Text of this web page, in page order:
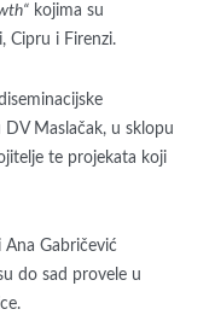
kojima su
Cipru i Firenzi.
Maslačak, u sklopu
te projekata koji
Gabričević
do sad provele u